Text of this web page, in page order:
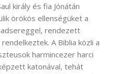
király és fia Jónátán
örökös ellenségüket a
rendezett
A Biblia közli a
harmincezer harci
katonával, tehát